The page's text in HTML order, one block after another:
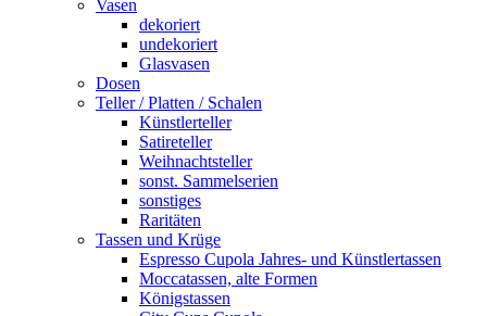
Vasen
dekoriert
undekoriert
Glasvasen
Dosen
Teller / Platten / Schalen
Künstlerteller
Satireteller
Weihnachtsteller
sonst. Sammelserien
sonstiges
Raritäten
Tassen und Krüge
Espresso Cupola Jahres- und Künstlertassen
Moccatassen, alte Formen
Königstassen